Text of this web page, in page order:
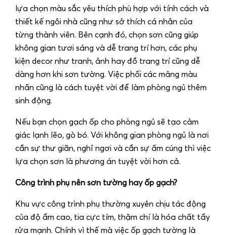
lựa chọn màu sắc yêu thích phù hợp với tính cách và
thiết kế ngôi nhà cũng như sở thích cá nhân của
từng thành viên. Bên cạnh đó, chọn sơn cũng giúp
không gian tươi sáng và dễ trang trí hơn, các phụ
kiện decor như tranh, ảnh hay đồ trang trí cũng dễ
dàng hơn khi sơn tường. Việc phối các mảng màu
nhấn cũng là cách tuyệt vời để làm phòng ngủ thêm
sinh động.
Nếu bạn chọn gạch ốp cho phòng ngủ sẽ tạo cảm
giác lạnh lẽo, gò bó. Với không gian phòng ngủ là nơi
cần sự thư giãn, nghỉ ngơi và cần sự ấm cúng thì việc
lựa chọn sơn là phương án tuyệt vời hơn cả.
Công trình phụ nên sơn tường hay ốp gạch?
Khu vực công trình phụ thường xuyên chịu tác động
của độ ẩm cao, tia cực tím, thậm chí là hóa chất tẩy
rửa mạnh. Chính vì thế mà việc ốp gạch tường là